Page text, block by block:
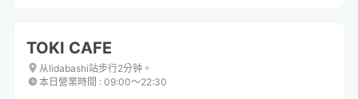
TOKI CAFE
从Iidabashi站步行2分钟。
本日營業時間 : 09:00〜22:30